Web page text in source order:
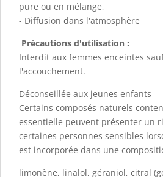
pure ou en mélange,
- Diffusion dans l'atmosphère
Précautions d'utilisation :
Interdit aux femmes enceintes
l'accouchement.
Déconseillée aux jeunes enfants
Certains composés naturels
essentielle peuvent présenter un
certaines personnes sensibles
est incorporée dans une
limonène, linalol, géraniol, citral